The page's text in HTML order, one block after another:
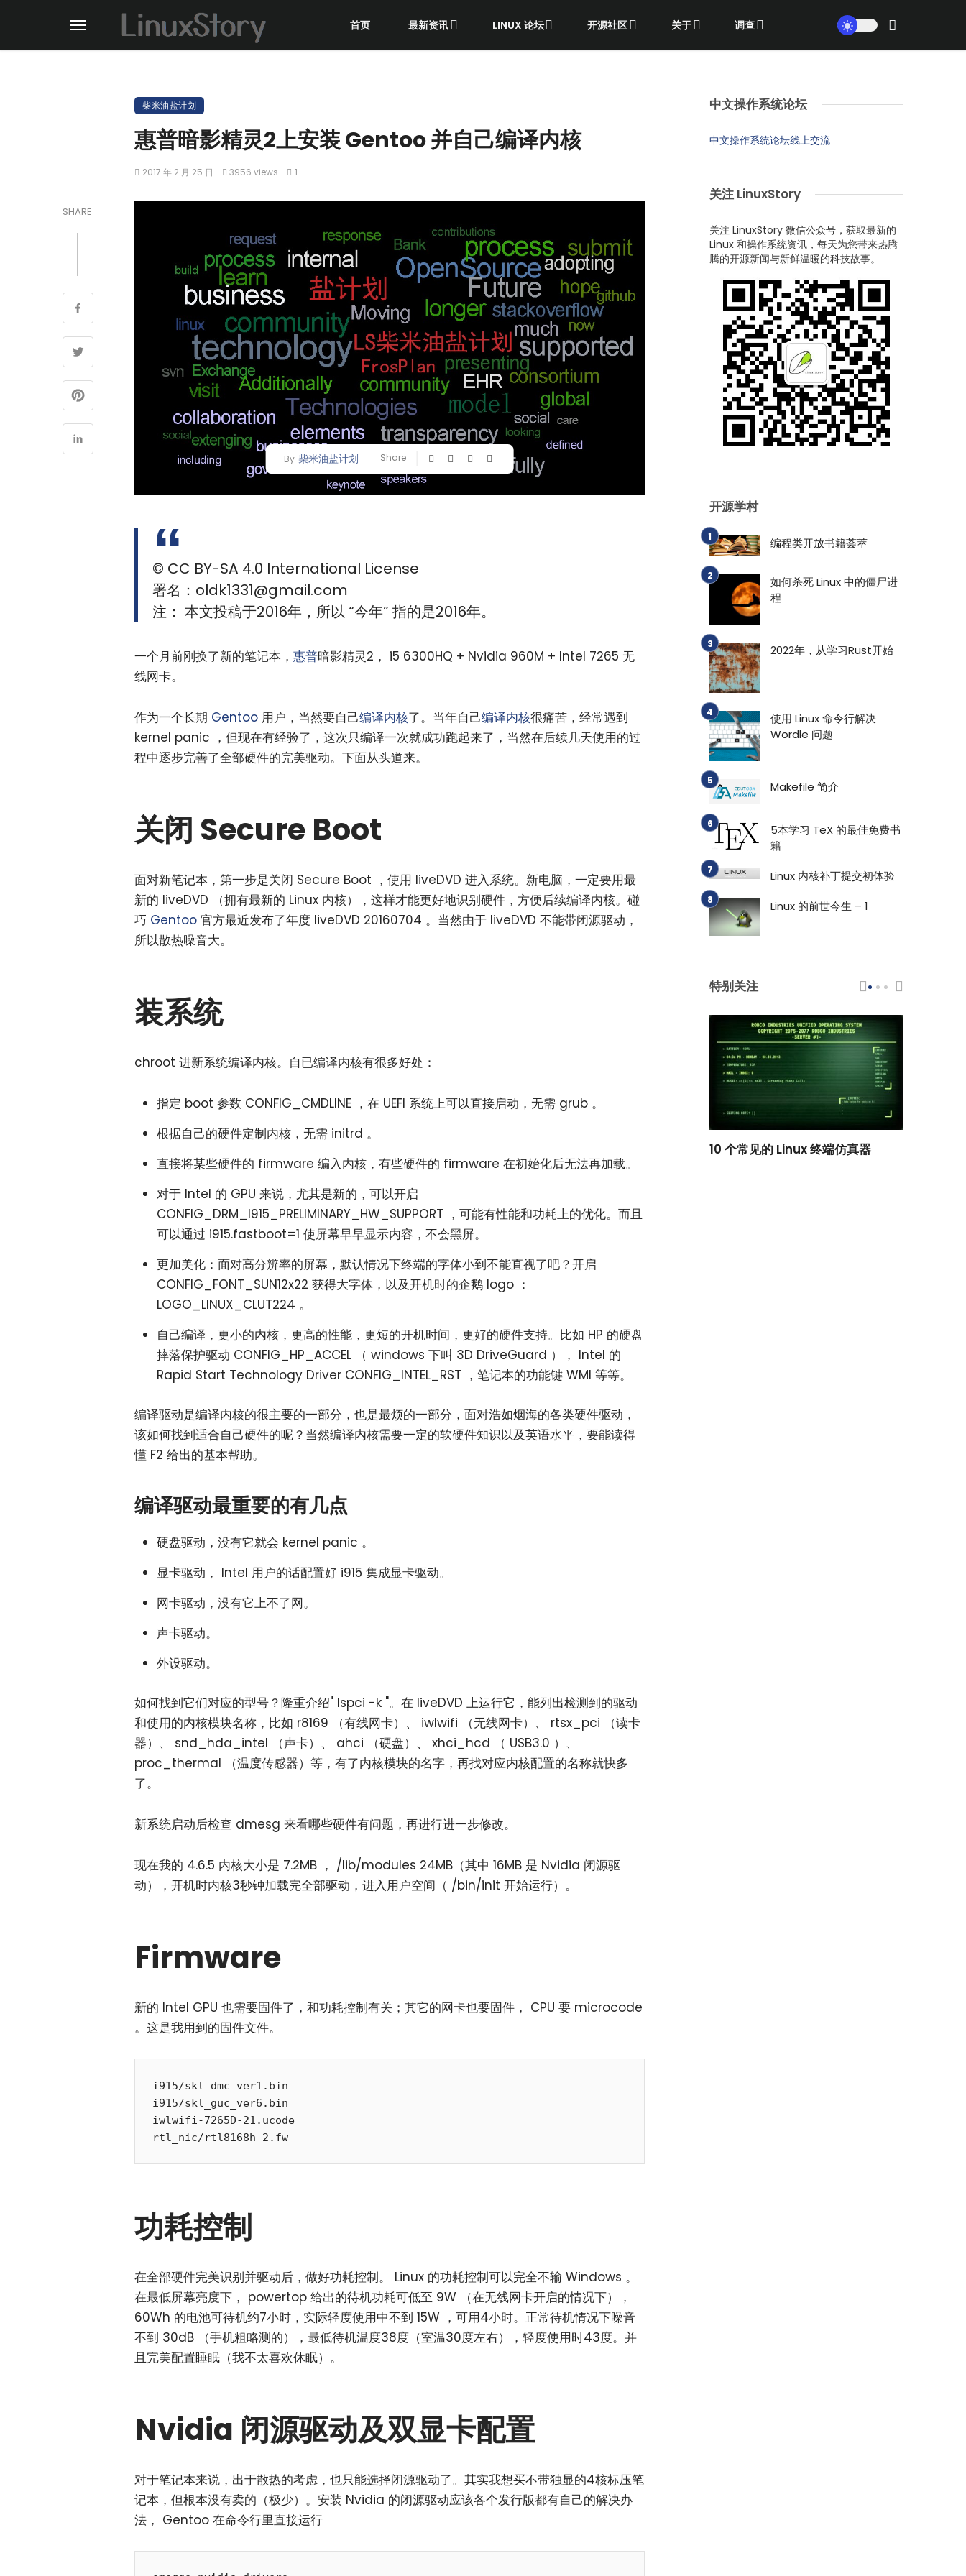
首页 最新资讯 LINUX 论坛 开源社区 关于 调查
柴米油盐计划
惠普暗影精灵2上安装 Gentoo 并自己编译内核
2017 年 2 月 25 日 3956 views 1
SHARE
By 柴米油盐计划 Share
© CC BY-SA 4.0 International License
署名：oldk1331@gmail.com
注： 本文投稿于2016年，所以 “今年” 指的是2016年。
一个月前刚换了新的笔记本， 惠普暗影精灵2， i5 6300HQ + Nvidia 960M + Intel 7265 无
线网卡。
作为一个长期 Gentoo 用户，当然要自己编译内核了。当年自己编译内核很痛苦，经常遇到
kernel panic ，但现在有经验了，这次只编译一次就成功跑起来了，当然在后续几天使用的过
程中逐步完善了全部硬件的完美驱动。下面从头道来。
关闭 Secure Boot
面对新笔记本，第一步是关闭 Secure Boot ，使用 liveDVD 进入系统。新电脑，一定要用最
新的 liveDVD （拥有最新的 Linux 内核），这样才能更好地识别硬件，方便后续编译内核。碰
巧 Gentoo 官方最近发布了年度 liveDVD 20160704 。当然由于 liveDVD 不能带闭源驱动，
所以散热噪音大。
装系统
chroot 进新系统编译内核。自已编译内核有很多好处：
指定 boot 参数 CONFIG_CMDLINE ，在 UEFI 系统上可以直接启动，无需 grub 。
根据自己的硬件定制内核，无需 initrd 。
直接将某些硬件的 firmware 编入内核，有些硬件的 firmware 在初始化后无法再加载。
对于 Intel 的 GPU 来说，尤其是新的，可以开启
CONFIG_DRM_I915_PRELIMINARY_HW_SUPPORT ，可能有性能和功耗上的优化。而且
可以通过 i915.fastboot=1 使屏幕早早显示内容，不会黑屏。
更加美化：面对高分辨率的屏幕，默认情况下终端的字体小到不能直视了吧？开启
CONFIG_FONT_SUN12x22 获得大字体，以及开机时的企鹅 logo ：
LOGO_LINUX_CLUT224 。
自己编译，更小的内核，更高的性能，更短的开机时间，更好的硬件支持。比如 HP 的硬盘
摔落保护驱动 CONFIG_HP_ACCEL （ windows 下叫 3D DriveGuard ）， Intel 的
Rapid Start Technology Driver CONFIG_INTEL_RST ，笔记本的功能键 WMI 等等。
编译驱动是编译内核的很主要的一部分，也是最烦的一部分，面对浩如烟海的各类硬件驱动，
该如何找到适合自己硬件的呢？当然编译内核需要一定的软硬件知识以及英语水平，要能读得
懂 F2 给出的基本帮助。
编译驱动最重要的有几点
硬盘驱动，没有它就会 kernel panic 。
显卡驱动， Intel 用户的话配置好 i915 集成显卡驱动。
网卡驱动，没有它上不了网。
声卡驱动。
外设驱动。
如何找到它们对应的型号？隆重介绍" lspci -k "。在 liveDVD 上运行它，能列出检测到的驱动
和使用的内核模块名称，比如 r8169 （有线网卡）、 iwlwifi （无线网卡）、 rtsx_pci （读卡
器）、 snd_hda_intel （声卡）、 ahci （硬盘）、 xhci_hcd （ USB3.0 ）、
proc_thermal （温度传感器）等，有了内核模块的名字，再找对应内核配置的名称就快多
了。
新系统启动后检查 dmesg 来看哪些硬件有问题，再进行进一步修改。
现在我的 4.6.5 内核大小是 7.2MB ， /lib/modules 24MB（其中 16MB 是 Nvidia 闭源驱
动），开机时内核3秒钟加载完全部驱动，进入用户空间（ /bin/init 开始运行）。
Firmware
新的 Intel GPU 也需要固件了，和功耗控制有关；其它的网卡也要固件， CPU 要 microcode
。这是我用到的固件文件。
i915/skl_dmc_ver1.bin
i915/skl_guc_ver6.bin
iwlwifi-7265D-21.ucode
功耗控制
在全部硬件完美识别并驱动后，做好功耗控制。 Linux 的功耗控制可以完全不输 Windows 。
在最低屏幕亮度下， powertop 给出的待机功耗可低至 9W （在无线网卡开启的情况下），
60Wh 的电池可待机约7小时，实际轻度使用中不到 15W ，可用4小时。正常待机情况下噪音
不到 30dB （手机粗略测的），最低待机温度38度（室温30度左右），轻度使用时43度。并
且完美配置睡眠（我不太喜欢休眠）。
Nvidia 闭源驱动及双显卡配置
对于笔记本来说，出于散热的考虑，也只能选择闭源驱动了。其实我想买不带独显的4核标压笔
记本，但根本没有卖的（极少）。安装 Nvidia 的闭源驱动应该各个发行版都有自己的解决办
法， Gentoo 在命令行里直接运行
中文操作系统论坛
中文操作系统论坛线上交流
关注 LinuxStory
关注 LinuxStory 微信公众号，获取最新的
Linux 和操作系统资讯，每天为您带来热腾
腾的开源新闻与新鲜温暖的科技故事。
开源学村
编程类开放书籍荟萃
如何杀死 Linux 中的僵尸进
程
2022年，从学习Rust开始
使用 Linux 命令行解决
Wordle 问题
Makefile 简介
5本学习 TeX 的最佳免费书
籍
Linux 内核补丁提交初体验
Linux 的前世今生 – 1
特别关注
过渡到 ISRG Root
升级，更名为 Seata
10 个常见的 Linux 终端仿真器